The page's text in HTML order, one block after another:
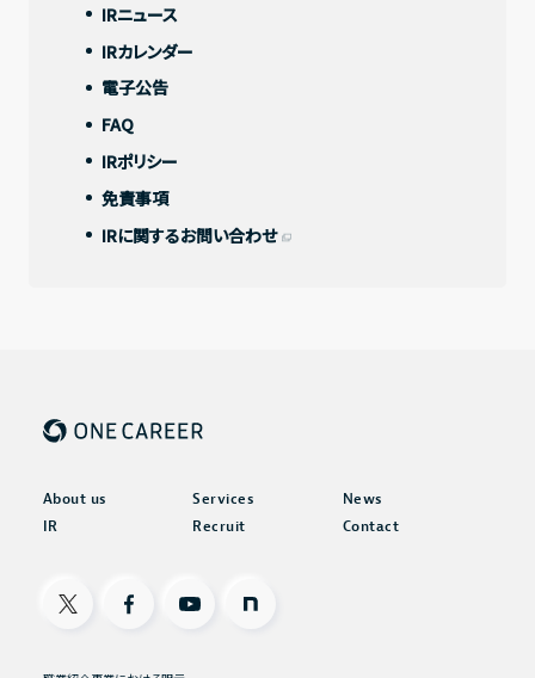
株式基本情報
株主総会資料
株価情報
その他
FAQ
IRニュース
IRカレンダー
電子公告
FAQ
IRポリシー
免責事項
IRに関するお問い合わせ
About us Services
News
IR
Recruit Contact
X Facebook